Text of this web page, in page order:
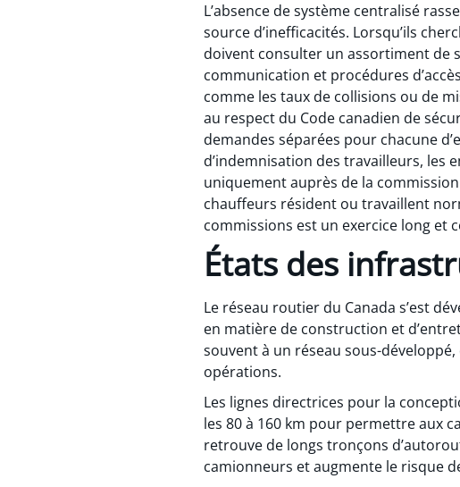
L’absence de système centralisé
source d’inefficacités. Lorsqu’ils
doivent consulter un assortiment de
communication et procédures
comme les taux de collisions ou de
au respect du Code canadien de
demandes séparées pour chacune
d’indemnisation des travailleurs, les
uniquement auprès de la
chauffeurs résident ou travaillent
commissions est un exercice long et
États des
Le réseau routier du Canada s’est
en matière de construction et
souvent à un réseau sous-
opérations.
Les lignes directrices pour la
les 80 à 160 km pour permettre aux
retrouve de longs tronçons
camionneurs et augmente le risque